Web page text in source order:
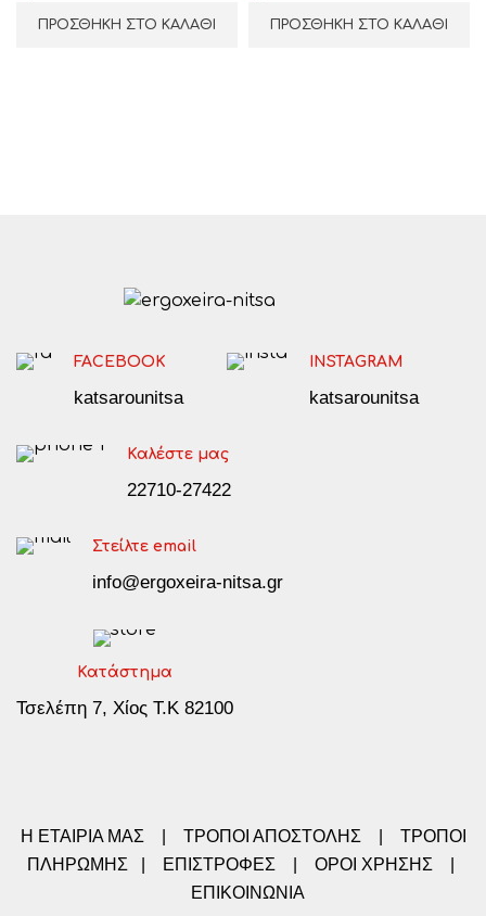
ΠΡΟΣΘΉΚΗ ΣΤΟ ΚΑΛΆΘΙ ΠΡΟΣΘΉΚΗ ΣΤΟ ΚΑΛΆΘΙ
FACEBOOK
katsarounitsa
INSTAGRAM
katsarounitsa
Καλέστε μας
22710-27422
Στείλτε email
info@ergoxeira-nitsa.gr
Κατάστημα
Τσελέπη 7, Χίος Τ.Κ 82100
Η ΕΤΑΙΡΙΑ ΜΑΣ ΤΡΟΠΟΙ ΑΠΟΣΤΟΛΗΣ
ΤΡΟΠΟΙ
ΠΛΗΡΩΜΗΣ
ΕΠΙΣΤΡΟΦΕΣ ΟΡΟΙ ΧΡΗΣΗΣ
ΕΠΙΚΟΙΝΩΝΙΑ